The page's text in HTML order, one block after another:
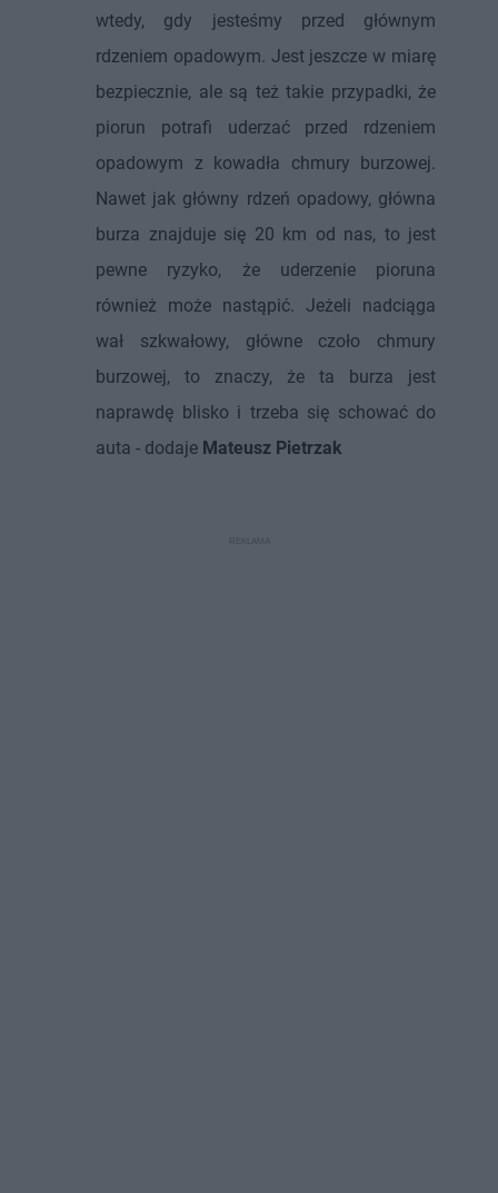
wtedy, gdy jesteśmy przed głównym
rdzeniem opadowym. Jest jeszcze w miarę
bezpiecznie, ale są też takie przypadki, że
piorun potrafi uderzać przed rdzeniem
opadowym z kowadła chmury burzowej.
Nawet jak główny rdzeń opadowy, główna
burza znajduje się 20 km od nas, to jest
pewne ryzyko, że uderzenie pioruna
również może nastąpić. Jeżeli nadciąga
wał szkwałowy, główne czoło chmury
burzowej, to znaczy, że ta burza jest
naprawdę blisko i trzeba się schować do
auta - dodaje Mateusz Pietrzak